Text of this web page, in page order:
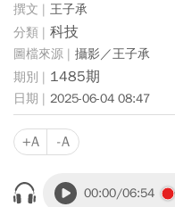
王子承
科技
攝影／王子承
1485期
2025-06-04 08:47
+A -A
00:00/06:54